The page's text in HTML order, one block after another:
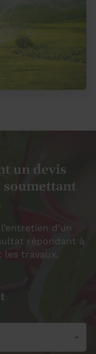
un devis
soumettant
d’un
répondant à
travaux.